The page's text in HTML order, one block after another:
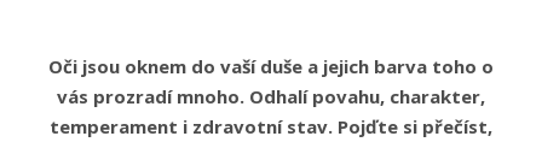
Oči jsou oknem do vaší duše a jejich barva toho o
vás prozradí mnoho. Odhalí povahu, charakter,
temperament i zdravotní stav. Pojďte si přečíst,